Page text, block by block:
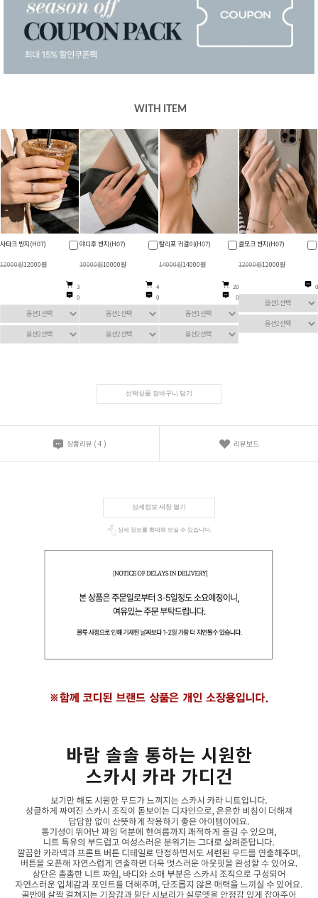
WITH ITEM
크 반지(H07)
원12000원
3
0
야디후 반지(H07)
10000원10000원
4
0
탈리포 귀걸이(H07)
14000원14000원
20
클모크 반지(H07)
12000원12000원
0
선택상품 장바구니 담기
상품리뷰 ( 4 ) 리뷰보드
상세정보 새창 열기
상세 정보를 확대해 보실 수 있습니다.